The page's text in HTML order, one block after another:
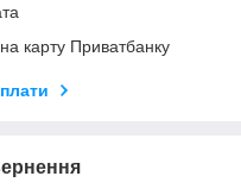
карту Приватбанку